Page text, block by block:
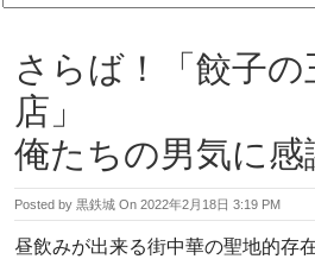
さらば！「餃子の
店」
俺たちの男気に感
Posted by 黒鉄城 On 2022年2月18日 3:19 PM
昼飲みが出来る街中華の聖地的存